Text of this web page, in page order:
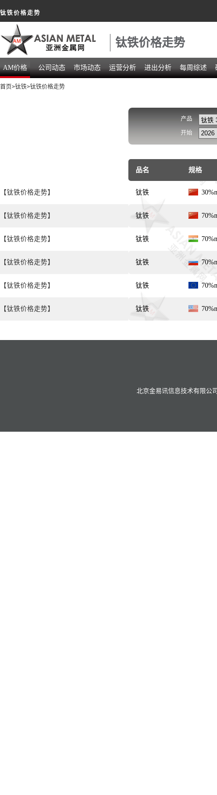
钛铁价格走势
钛铁价格走势
AM价格 公司动态 市场动态 运营分析 进出分析 每周综述
首页>钛铁>钛铁价格走势
【钛铁价格走势】
【钛铁价格走势】
【钛铁价格走势】
【钛铁价格走势】
【钛铁价格走势】
【钛铁价格走势】
产品
开始
品名 规格
钛铁
钛铁
钛铁
钛铁
钛铁
钛铁
北京金易讯信息技术有限公